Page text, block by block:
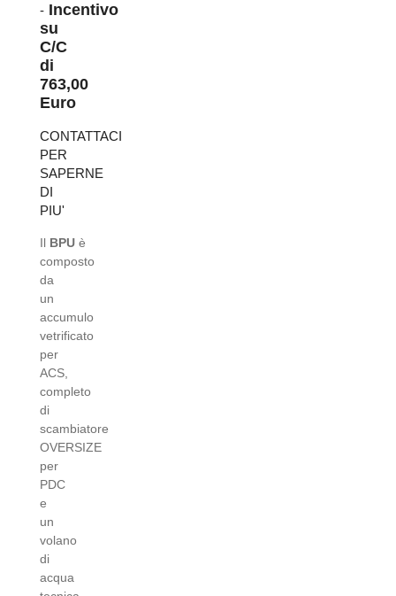
- Incentivo
su
C/C
di
763,00
Euro
CONTATTACI
PER
SAPERNE
DI
PIU'
Il BPU è
composto
da
un
accumulo
vetrificato
per
ACS,
completo
di
scambiatore
OVERSIZE
per
PDC
e
un
volano
di
acqua